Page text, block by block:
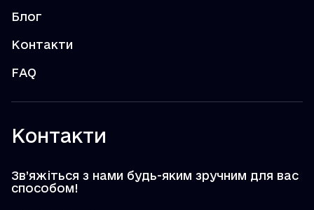
Контакти
Зв’яжіться з нами будь-яким зручним для вас
способом!
Блог
Контакти
FAQ